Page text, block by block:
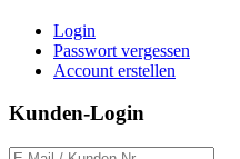
Login
Passwort vergessen
Account erstellen
Kunden-Login